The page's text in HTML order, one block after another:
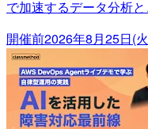
で加速するデータ分析
開催前2026年8月25日(